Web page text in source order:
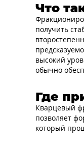
Что
получить
высокий
обычно
Где
Кварцевый
позволяет
который